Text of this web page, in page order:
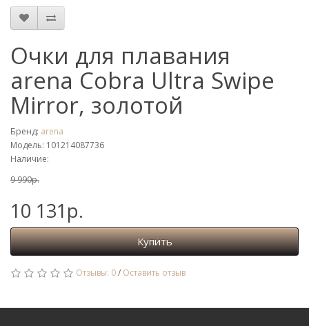
Очки для плавания
arena Cobra Ultra Swipe
Mirror, золотой
Бренд: arena
Модель: 101214087736
Наличие:
9 990р.
10 131р.
Купить
Отзывы: 0/ Оставить отзыв